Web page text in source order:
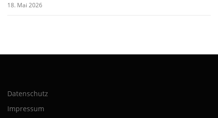
18. Mai 2026
Datenschutz
Impressum